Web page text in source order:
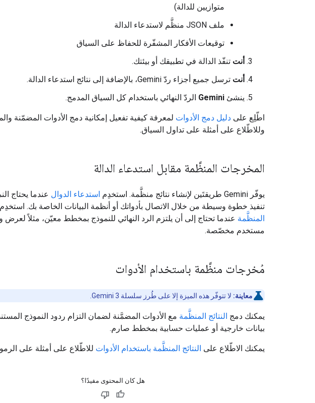
متوازيين للدالة)
ملف JSON منظَّم لاستدعاء الدالة
توقيعات الأفكار المشفّرة للحفاظ على السياق
أنت تنفّذ الدالة في تطبيقك أو بيئتك.
أنت ترسل جميع أجزاء ردّ Gemini، بالإضافة إلى نتائج استدعاء الدالة.
ينشئ Gemini الردّ النهائي باستخدام كل السياق المدمج.
اطّلِع على دليل دمج الأدوات لمعرفة كيفية تفعيل إمكانية دمج الأدوات المضمّنة
وللاطّلاع على أمثلة على تداول السياق.
المخرجات المنظَّمة مقابل استدعاء الدالة
يوفّر Gemini طريقتَين لإنشاء نتائج منظَّمة. استخدِم استدعاء الدوال عندما يحتاج
تنفيذ خطوة وسيطة من خلال الاتصال بأدواتك أو أنظمة البيانات الخاصة بك. استخدِم
المنظَّمة عندما تحتاج إلى أن يلتزم الرد النهائي للنموذج بمخطط معيّن، مثلاً لعرض
مستخدم مخصّصة.
مُخرجات منظَّمة باستخدام الأدوات
معاينة: لا تتوفّر هذه الميزة إلا على طُرز سلسلة Gemini 3.
يمكنك دمج النتائج المنظَّمة مع الأدوات المضمَّنة لضمان التزام ردود النموذج
بيانات خارجية أو عمليات حسابية بمخطط صارم.
يمكنك الاطّلاع على النتائج المنظَّمة باستخدام الأدوات للاطّلاع على أمثلة على
هل كان المحتوى مفيدًا؟